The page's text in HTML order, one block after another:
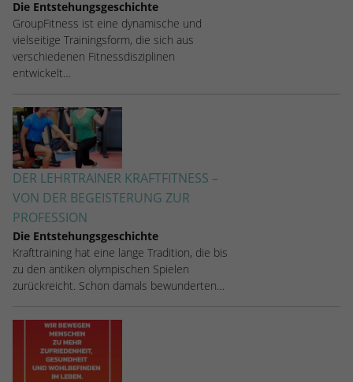
Die Entstehungsgeschichte
GroupFitness ist eine dynamische und
vielseitige Trainingsform, die sich aus
verschiedenen Fitnessdisziplinen
entwickelt…
DER LEHRTRAINER KRAFTFITNESS –
VON DER BEGEISTERUNG ZUR
PROFESSION
Die Entstehungsgeschichte
Krafttraining hat eine lange Tradition, die bis
zu den antiken olympischen Spielen
zurückreicht. Schon damals bewunderten…
stammen, und die Seiten in anonymisierter
Form.
Name
Anbieter Google Analytics
Laufzeit
Zweck
Dieser Cookie identifiziert die Besucher
nach Alter, Geschlecht oder Interessen
Anzeigenplatzierung zu vereinfachen.